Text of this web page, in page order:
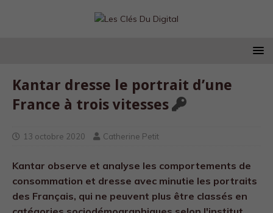
Kantar dresse le portrait d’une
France à trois vitesses
13 octobre 2020 Catherine Petit
Kantar observe et analyse les comportements de
consommation et dresse avec minutie les portraits
des Français, qui ne peuvent plus être classés en